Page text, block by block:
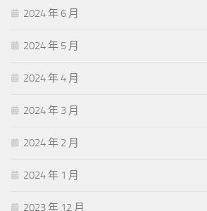
2024 年 6 月
2024 年 5 月
2024 年 4 月
2024 年 3 月
2024 年 2 月
2024 年 1 月
2023 年 12 月